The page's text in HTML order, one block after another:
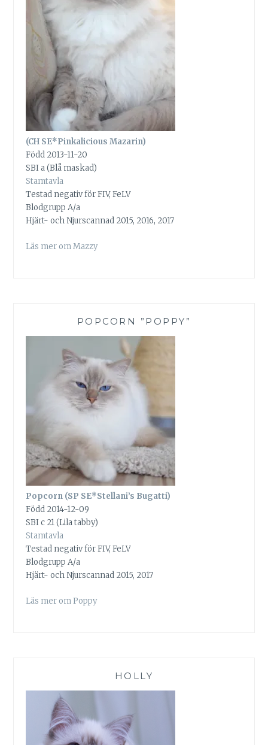
(CH SE*Pinkalicious Mazarin)
Född 2013-11-20
SBI a (Blå maskad)
Stamtavla
Testad negativ för FIV, FeLV
Blodgrupp A/a
Hjärt- och Njurscannad 2015, 2016, 2017
Läs mer om Mazzy
POPCORN ”POPPY”
Popcorn (SP SE*Stellani’s Bugatti)
Född 2014-12-09
SBI c 21 (Lila tabby)
Stamtavla
Testad negativ för FIV, FeLV
Blodgrupp A/a
Hjärt- och Njurscannad 2015, 2017
Läs mer om Poppy
HOLLY